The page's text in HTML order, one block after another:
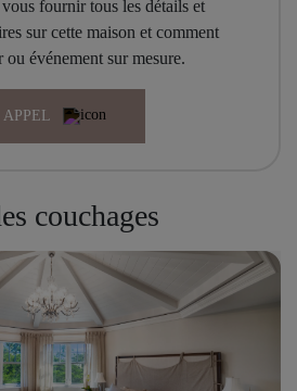
fournir tous les détails et
sur cette maison et comment
événement sur mesure.
couchages